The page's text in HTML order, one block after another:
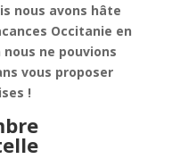
nous avons hâte
Occitanie en
ne pouvions
vous proposer
!